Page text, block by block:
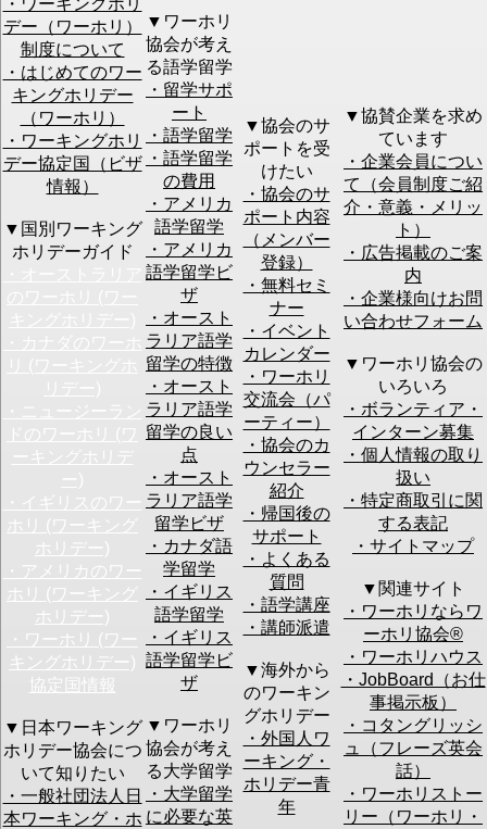
セミナー名
[オンラインC]04月30日 (Wed) 14:00
～ 初心者セミナー(現地仕事探し/ビザ
情報など)【STEP1】
ご注意
初めてセミナーご参加される場合は、
初心者向けセミナー
へのご予約をお願いします。
お名前 必須
このメールアドレスをメール会員(無料)に登録す
る
※予約確認のメールをお送りします。必ず有効なアドレ
スを入力してください。
※ご注意： ワーホリ協会からのメールが迷惑メールにな
ってしまう場合の対処
郵便番号
興味のある国
アメリカ
カナダ
アイルラ
ンド
デンマー
オースト
ラリア
韓国
フランス
ニュージー
ランド
ドイツ
ノルウェー
イギリ
ス
台湾
フィリ
ピン
その他の情報
・ワーキングホリ
デー（ワーホリ）
制度について
・はじめてのワー
キングホリデー
（ワーホリ）
・ワーキングホリ
デー協定国（ビザ
情報）
▼国別ワーキング
ホリデーガイド
ーキングホリデ
ー)
・イギリスのワー
ホリ (ワーキング
ホリデー)
・アメリカのワー
ホリ (ワーキング
ホリデー)
・ワーホリ (ワー
キングホリデー)
協定国情報
▼日本ワーキング
ホリデー協会につ
いて知りたい
・一般社団法人日
本ワーキング・ホ
▼ワーホリ
協会が考え
る語学留学
・留学サポ
ート
・語学留学
・語学留学
の費用
・アメリカ
語学留学
・アメリカ
語学留学ビ
ザ
・オースト
ラリア語学
留学の特徴
・オースト
ラリア語学
留学の良い
点
・オースト
ラリア語学
留学ビザ
・カナダ語
学留学
・イギリス
語学留学
・イギリス
語学留学ビ
ザ
▼ワーホリ
協会が考え
る大学留学
・大学留学
に必要な英
▼協会のサ
ポートを受
けたい
・協会のサ
ポート内容
（メンバー
登録）
・無料セミ
ナー
・イベント
カレンダー
・ワーホリ
交流会（パ
ーティー）
・協会のカ
ウンセラー
紹介
・帰国後の
サポート
・よくある
質問
・語学講座
・講師派遣
▼海外から
のワーキン
グホリデー
・外国人ワ
ーキング・
ホリデー青
年
▼協賛企業を求め
ています
・企業会員につい
て（会員制度ご紹
介・意義・メリッ
ト）
・広告掲載のご案
内
・企業様向けお問
い合わせフォーム
▼ワーホリ協会の
いろいろ
・ボランティア・
インターン募集
・個人情報の取り
扱い
・特定商取引に関
する表記
・サイトマップ
▼関連サイト
・ワーホリならワ
ーホリ協会®︎
・ワーホリハウス
・JobBoard（お仕
事掲示板）
・コタングリッシ
ュ（フレーズ英会
話）
・ワーホリストー
リー（ワーホリ・